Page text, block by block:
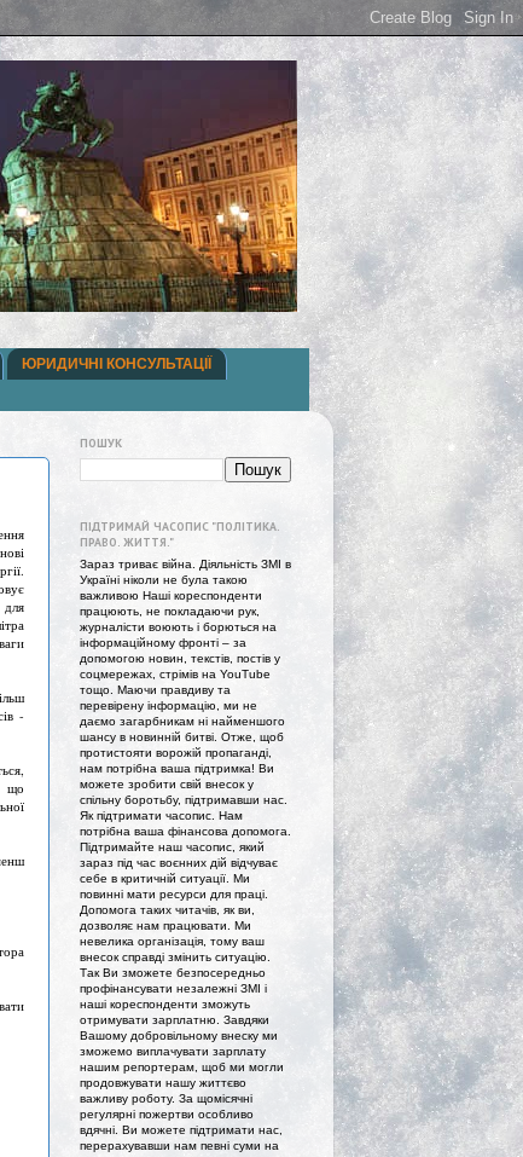
ЮРИДИЧНІ КОНСУЛЬТАЦІЇ
для
-
що
ПОШУК
ПІДТРИМАЙ ЧАСОПИС "ПОЛІТИКА.
ПРАВО. ЖИТТЯ."
Зараз триває війна. Діяльність ЗМІ в
Україні ніколи не була такою
важливою Наші кореспонденти
працюють, не покладаючи рук,
журналісти воюють і борються на
інформаційному фронті – за
допомогою новин, текстів, постів у
соцмережах, стрімів на YouTube
тощо. Маючи правдиву та
перевірену інформацію, ми не
даємо загарбникам ні найменшого
шансу в новинній битві. Отже, щоб
протистояти ворожій пропаганді,
нам потрібна ваша підтримка! Ви
можете зробити свій внесок у
спільну боротьбу, підтримавши нас.
Як підтримати часопис. Нам
потрібна ваша фінансова допомога.
Підтримайте наш часопис, який
зараз під час воєнних дій відчуває
себе в критичній ситуації. Ми
повинні мати ресурси для праці.
Допомога таких читачів, як ви,
дозволяє нам працювати. Ми
невелика організація, тому ваш
внесок справді змінить ситуацію.
Так Ви зможете безпосередньо
профінансувати незалежні ЗМІ і
наші кореспонденти зможуть
отримувати зарплатню. Завдяки
Вашому добровільному внеску ми
зможемо виплачувати зарплату
нашим репортерам, щоб ми могли
продовжувати нашу життєво
важливу роботу. За щомісячні
регулярні пожертви особливо
вдячні. Ви можете підтримати нас,
перерахувавши нам певні суми на